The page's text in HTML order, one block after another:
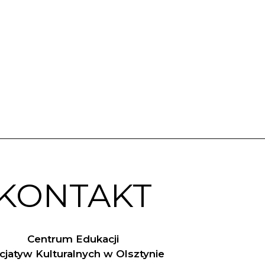
Centrum Edukacji
Kulturalnych w Olsztynie